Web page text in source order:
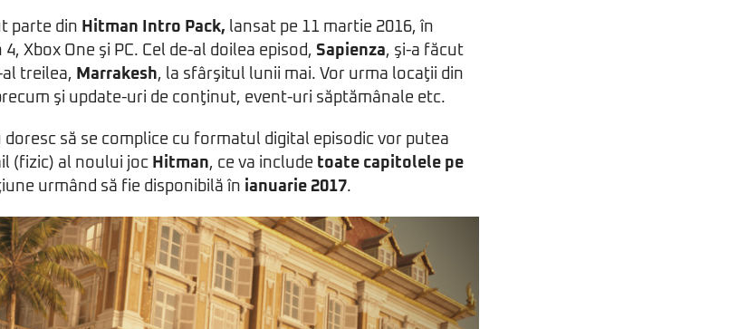
parte din Hitman Intro Pack, lansat pe 11 martie 2016, în
Xbox One şi PC. Cel de-al doilea episod, Sapienza, şi-a făcut
al treilea, Marrakesh, la sfârşitul lunii mai. Vor urma locaţii din
şi update-uri de conţinut, event-uri săptămânale etc.
să se complice cu formatul digital episodic vor putea
(fizic) al noului joc Hitman, ce va include toate capitolele pe
urmând să fie disponibilă în ianuarie 2017.